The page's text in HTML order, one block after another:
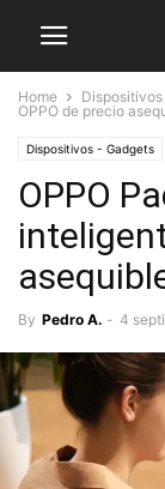
Home
OPPO de precio
Dispositivos - Gadgets
OPPO
By Pedro A. - 4